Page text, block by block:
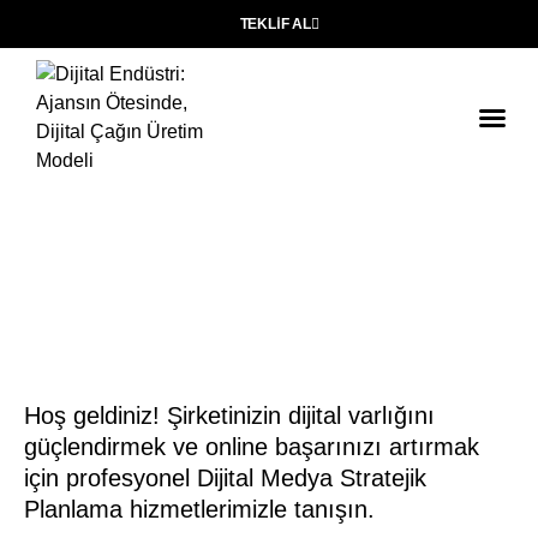
TEKLIF AL
Hoş geldiniz! Şirketinizin dijital varlığını
güçlendirmek ve online başarınızı artırmak
için profesyonel Dijital Medya Stratejik
Planlama hizmetlerimizle tanışın.